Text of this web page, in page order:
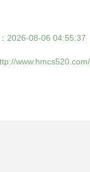
2026-08-06 04:55:37